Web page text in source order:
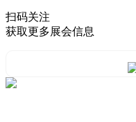
扫码关注
获取更多展会信息